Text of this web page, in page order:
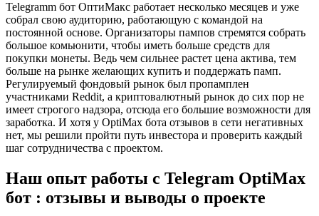
Telegramm бот ОптиМакс работает несколько месяцев и уже
собрал свою аудиторию, работающую с командой на
постоянной основе. Организаторы пампов стремятся собрать
большое комьюнити, чтобы иметь больше средств для
покупки монеты. Ведь чем сильнее растет цена актива, тем
больше на рынке желающих купить и поддержать памп.
Регулируемый фондовый рынок был пропамплен
участниками Reddit, а криптовалютный рынок до сих пор не
имеет строгого надзора, отсюда его большие возможности для
заработка. И хотя у OptiMax бота отзывов в сети негативных
нет, мы решили пройти путь инвестора и проверить каждый
шаг сотрудничества с проектом.
Наш опыт работы с Telegram OptiMax
бот : отзывы и выводы о проекте